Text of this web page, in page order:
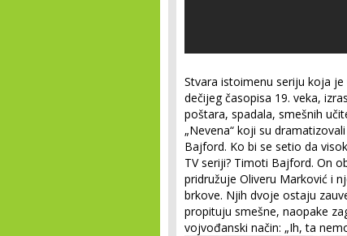
Stvara istoimenu seriju koja
dečijeg časopisa 19. veka,
poštara, spadala, smešnih
„Nevena“ koji su
Bajford. Ko bi se setio da
TV seriji? Timoti Bajford. On
pridružuje Oliveru Marković i
brkove. Njih dvoje ostaju
propituju smešne, naopake
vojvođanski način: „Ih, ta